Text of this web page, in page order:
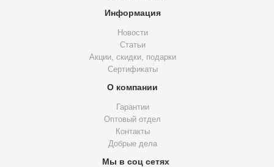
Информация
Новости
Статьи
Акции, скидки, подарки
Сертификаты
О компании
Гарантии
Оптовый отдел
Контакты
Добрые дела
Мы в соц сетях